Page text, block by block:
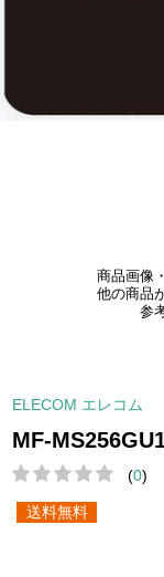
商品画像
他の商品
参
ELECOM エレコム
MF-
(0)
送料無料